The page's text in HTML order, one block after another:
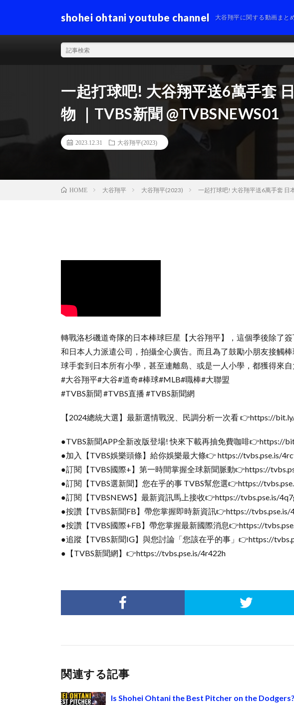
shohei ohtani youtube channel 大谷翔平に関する動画まと
一起打球吧! 大谷翔平送6萬手套
物 ｜TVBS新聞 @TVBSNEWS01
2023.12.31 大谷翔平(2023)
HOME 大谷翔平 大谷翔平(2023) 一起打球吧! 大谷翔平送6萬手套 日
轉戰洛杉磯道奇隊的日本棒球巨星【大谷翔平】，這個季後除了
和日本人力派遣公司，拍攝全心廣告。而且為了鼓勵小朋友接觸
球手套到日本所有小學，甚至連離島、或是一人小學，都獲得來自
#大谷翔平#大谷#道奇#棒球#MLB#職棒#大聯盟
#TVBS新聞 #TVBS直播 #TVBS新聞網
【2024總統大選】最新選情戰況、民調分析一次看 👉https://
●TVBS新聞APP全新改版登場! 快來下載再抽免費咖啡👉https://
●加入【TVBS娛樂頭條】給你娛樂最大條👉 https://tvbs.pse.is/
●訂閱【TVBS國際+】第一時間掌握全球新聞脈動👉https://
●訂閱【TVBS選新聞】您在乎的事 TVBS幫您選👉https://
●訂閱【TVBSNEWS】最新資訊馬上接收👉https://tvbs.pse.is/
●按讚【TVBS新聞FB】帶您掌握即時新資訊👉https://tvbs.pse.is/
●按讚【TVBS國際+FB】帶您掌握最新國際消息👉https://
●追蹤【TVBS新聞IG】與您討論「您該在乎的事」👉https://
●【TVBS新聞網】👉https://tvbs.pse.is/4r422h
関連する記事
Is Shohei Ohtani the Best Pitcher on the Dodgers?